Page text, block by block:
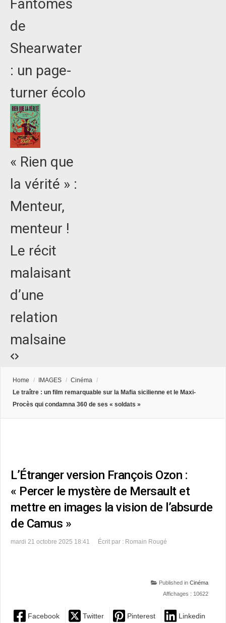
Fantômes
de
Shearwater
: un page-
turner écolo
« Rien que
la vérité » :
Menteur,
menteur !
Le récit
malaisant
d’une
relation
malsaine
Home / IMAGES / Cinéma /
Le traître : un film remarquable sur la Mafia sicilienne et le Maxi-
Procès qui condamna 360 de ses « soldats »
L’Étranger version François Ozon :
« Percer le mystère de Mersault et
mettre en images la vision de l’absurde
de Camus »
mardi 21 octobre 2025 18:41 Écrit par : Romain Rougé
Published in Cinéma
Affichages : 10622
Facebook Twitter Pinterest Linkedin